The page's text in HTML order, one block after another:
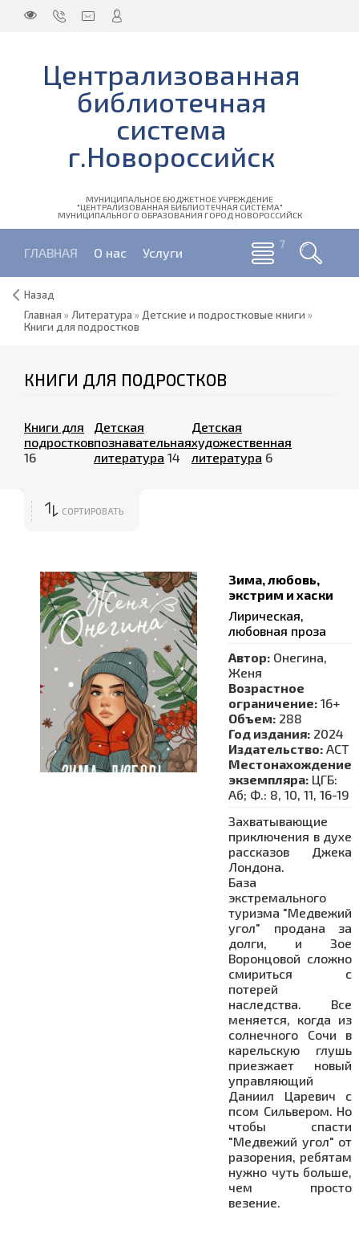
Централизованная
библиотечная
система
г.Новороссийск
МУНИЦИПАЛЬНОЕ БЮДЖЕТНОЕ УЧРЕЖДЕНИЕ
"ЦЕНТРАЛИЗОВАННАЯ БИБЛИОТЕЧНАЯ СИСТЕМА"
МУНИЦИПАЛЬНОГО ОБРАЗОВАНИЯ ГОРОД НОВОРОССИЙСК
ГЛАВНАЯ О нас Услуги
Назад
Главная » Литература » Детские и подростковые книги »
Книги для подростков
КНИГИ ДЛЯ ПОДРОСТКОВ
Книги для
подростков
16
Детская
познавательная
литература 14
Детская
художественная
литература 6
СОРТИРОВАТЬ
Зима, любовь,
экстрим и хаски
Лирическая,
любовная проза
Автор: Онегина,
Женя
Возрастное
ограничение: 16+
Объем: 288
Год издания: 2024
Издательство: АСТ
Местонахождение
экземпляра: ЦГБ:
Аб; Ф.: 8, 10, 11, 16-19
Захватывающие
приключения в духе
рассказов Джека
Лондона.
База
экстремального
туризма "Медвежий
угол" продана за
долги, и Зое
Воронцовой сложно
смириться с
потерей
наследства. Все
меняется, когда из
солнечного Сочи в
карельскую глушь
приезжает новый
управляющий
Даниил Царевич с
псом Сильвером. Но
чтобы спасти
"Медвежий угол" от
разорения, ребятам
нужно чуть больше,
чем просто
везение.